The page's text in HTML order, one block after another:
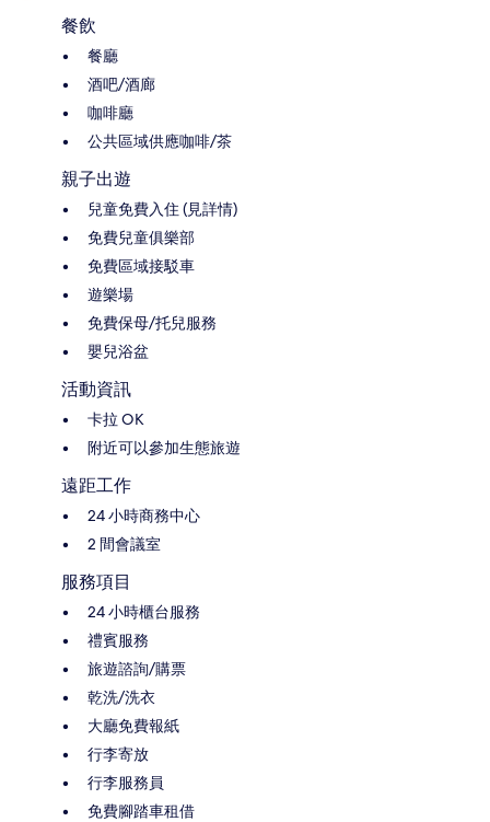
餐飲
餐廳
酒吧/酒廊
咖啡廳
公共區域供應咖啡/茶
親子出遊
兒童免費入住 (見詳情)
免費兒童俱樂部
免費區域接駁車
遊樂場
免費保母/托兒服務
嬰兒浴盆
活動資訊
卡拉 OK
附近可以參加生態旅遊
遠距工作
24 小時商務中心
2 間會議室
服務項目
24 小時櫃台服務
禮賓服務
旅遊諮詢/購票
乾洗/洗衣
大廳免費報紙
行李寄放
行李服務員
免費腳踏車租借